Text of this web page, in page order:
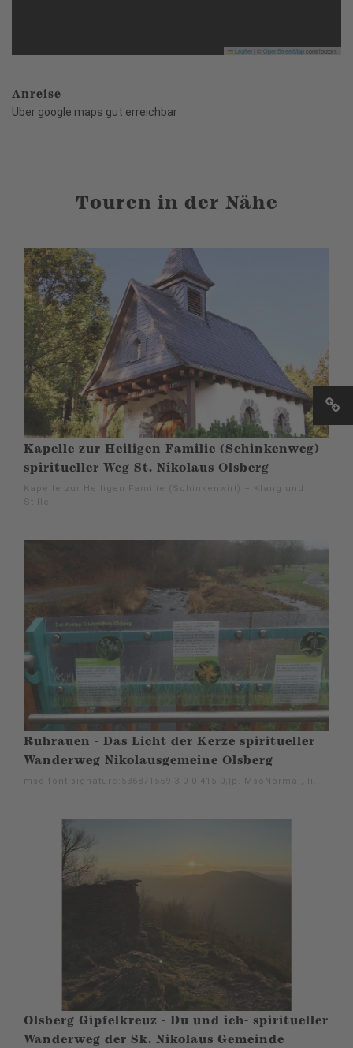
Leaflet OpenStreetMapcontributors
Anreise
Über google maps gut erreichbar
Touren in der Nähe
Kapelle zur Heiligen Familie (Schinkenweg)
spiritueller Weg St. Nikolaus Olsberg
Kapelle zur Heiligen Familie (Schinkenwirt) – Klang und
Stille
Ruhrauen - Das Licht der Kerze spiritueller
Wanderweg Nikolausgemeine Olsberg
mso-font-signature:536871559 3 0 0 415 0;}p. MsoNormal, li.
Olsberg Gipfelkreuz - Du und ich- spiritueller
Wanderweg der Sk. Nikolaus Gemeinde